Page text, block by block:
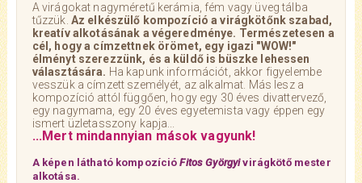
A virágokat nagyméretű kerámia, fém vagy üveg tálba
tűzzük. Az elkészülő kompozíció a virágkötőnk szabad,
kreatív alkotásának a végeredménye. Természetesen a
cél, hogy a címzettnek örömet, egy igazi "WOW!"
élményt szerezzünk, és a küldő is büszke lehessen
választására. Ha kapunk információt, akkor figyelembe
vesszük a címzett személyét, az alkalmat. Más lesz a
kompozíció attól függően, hogy egy 30 éves divattervező,
egy nagymama, egy 20 éves egyetemista vagy éppen egy
ismert üzletasszony kapja...
...Mert mindannyian mások vagyunk!
A képen látható kompozícióFitos Györgyivirágkötő mester
alkotása.